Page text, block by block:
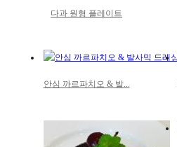
다과 원형 플레이트
안심 까르파치오 & 발...